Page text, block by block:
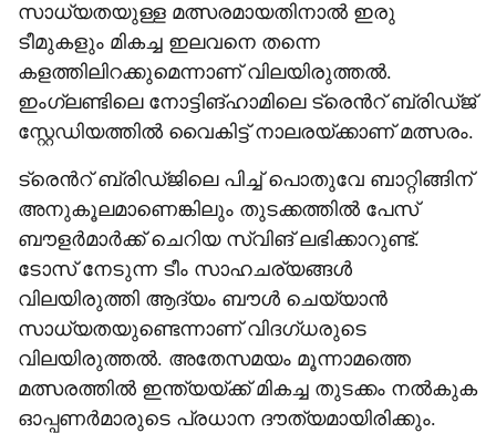
സാധ്യതയുള്ള മത്സരമായതിനാല്‍ ഇരു
ടീമുകളും മികച്ച ഇലവനെ തന്നെ
കളത്തിലിറക്കുമെന്നാണ് വിലയിരുത്തല്‍.
ഇംഗ്ലണ്ടിലെ നോട്ടിങ്ഹാമിലെ ട്രെന്‍റ് ബ്രിഡ്ജ്
സ്റ്റേഡിയത്തില്‍ വൈകിട്ട് നാലരയ്ക്കാണ് മത്സരം.
ട്രെന്‍റ് ബ്രിഡ്ജിലെ പിച്ച് പൊതുവേ ബാറ്റിങ്ങിന്
അനുകൂലമാണെങ്കിലും തുടക്കത്തില്‍ പേസ്
ബൗളര്‍മാര്‍ക്ക് ചെറിയ സ്വിങ് ലഭിക്കാറുണ്ട്.
ടോസ് നേടുന്ന ടീം സാഹചര്യങ്ങള്‍
വിലയിരുത്തി ആദ്യം ബൗള്‍ ചെയ്യാന്‍
സാധ്യതയുണ്ടെന്നാണ് വിദഗ്ധരുടെ
വിലയിരുത്തല്‍. അതേസമയം മൂന്നാമത്തെ
മത്സരത്തില്‍ ഇന്ത്യയ്ക്ക് മികച്ച തുടക്കം നല്‍കുക
ഓപ്പണര്‍മാരുടെ പ്രധാന ദൗത്യമായിരിക്കും.